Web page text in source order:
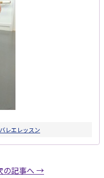
バレエレッスン
の記事へ →